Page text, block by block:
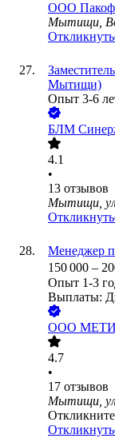
ООО
Мытищи,
Мытищи)
Опыт 3-6
БЛМ
4.1
•
13 отзывов
Мытищи,
Менеджер
150 000 –
Опыт 1-3
Выплаты:
ООО
4.7
•
17 отзывов
Мытищи,